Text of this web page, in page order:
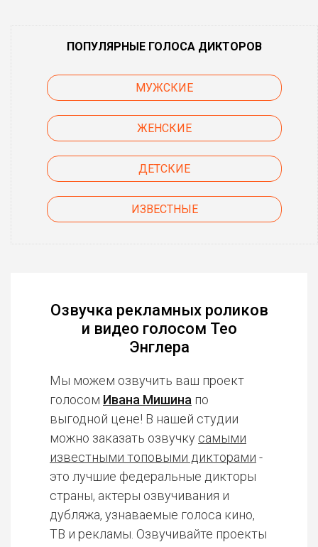
ПОПУЛЯРНЫЕ ГОЛОСА ДИКТОРОВ
МУЖСКИЕ
ЖЕНСКИЕ
ДЕТСКИЕ
ИЗВЕСТНЫЕ
Озвучка рекламных роликов
и видео голосом Тео
Энглера
Мы можем озвучить ваш проект
голосом Ивана Мишина по
выгодной цене! В нашей студии
можно заказать озвучку самыми
известными топовыми дикторами -
это лучшие федеральные дикторы
страны, актеры озвучивания и
дубляжа, узнаваемые голоса кино,
ТВ и рекламы. Озвучивайте проекты